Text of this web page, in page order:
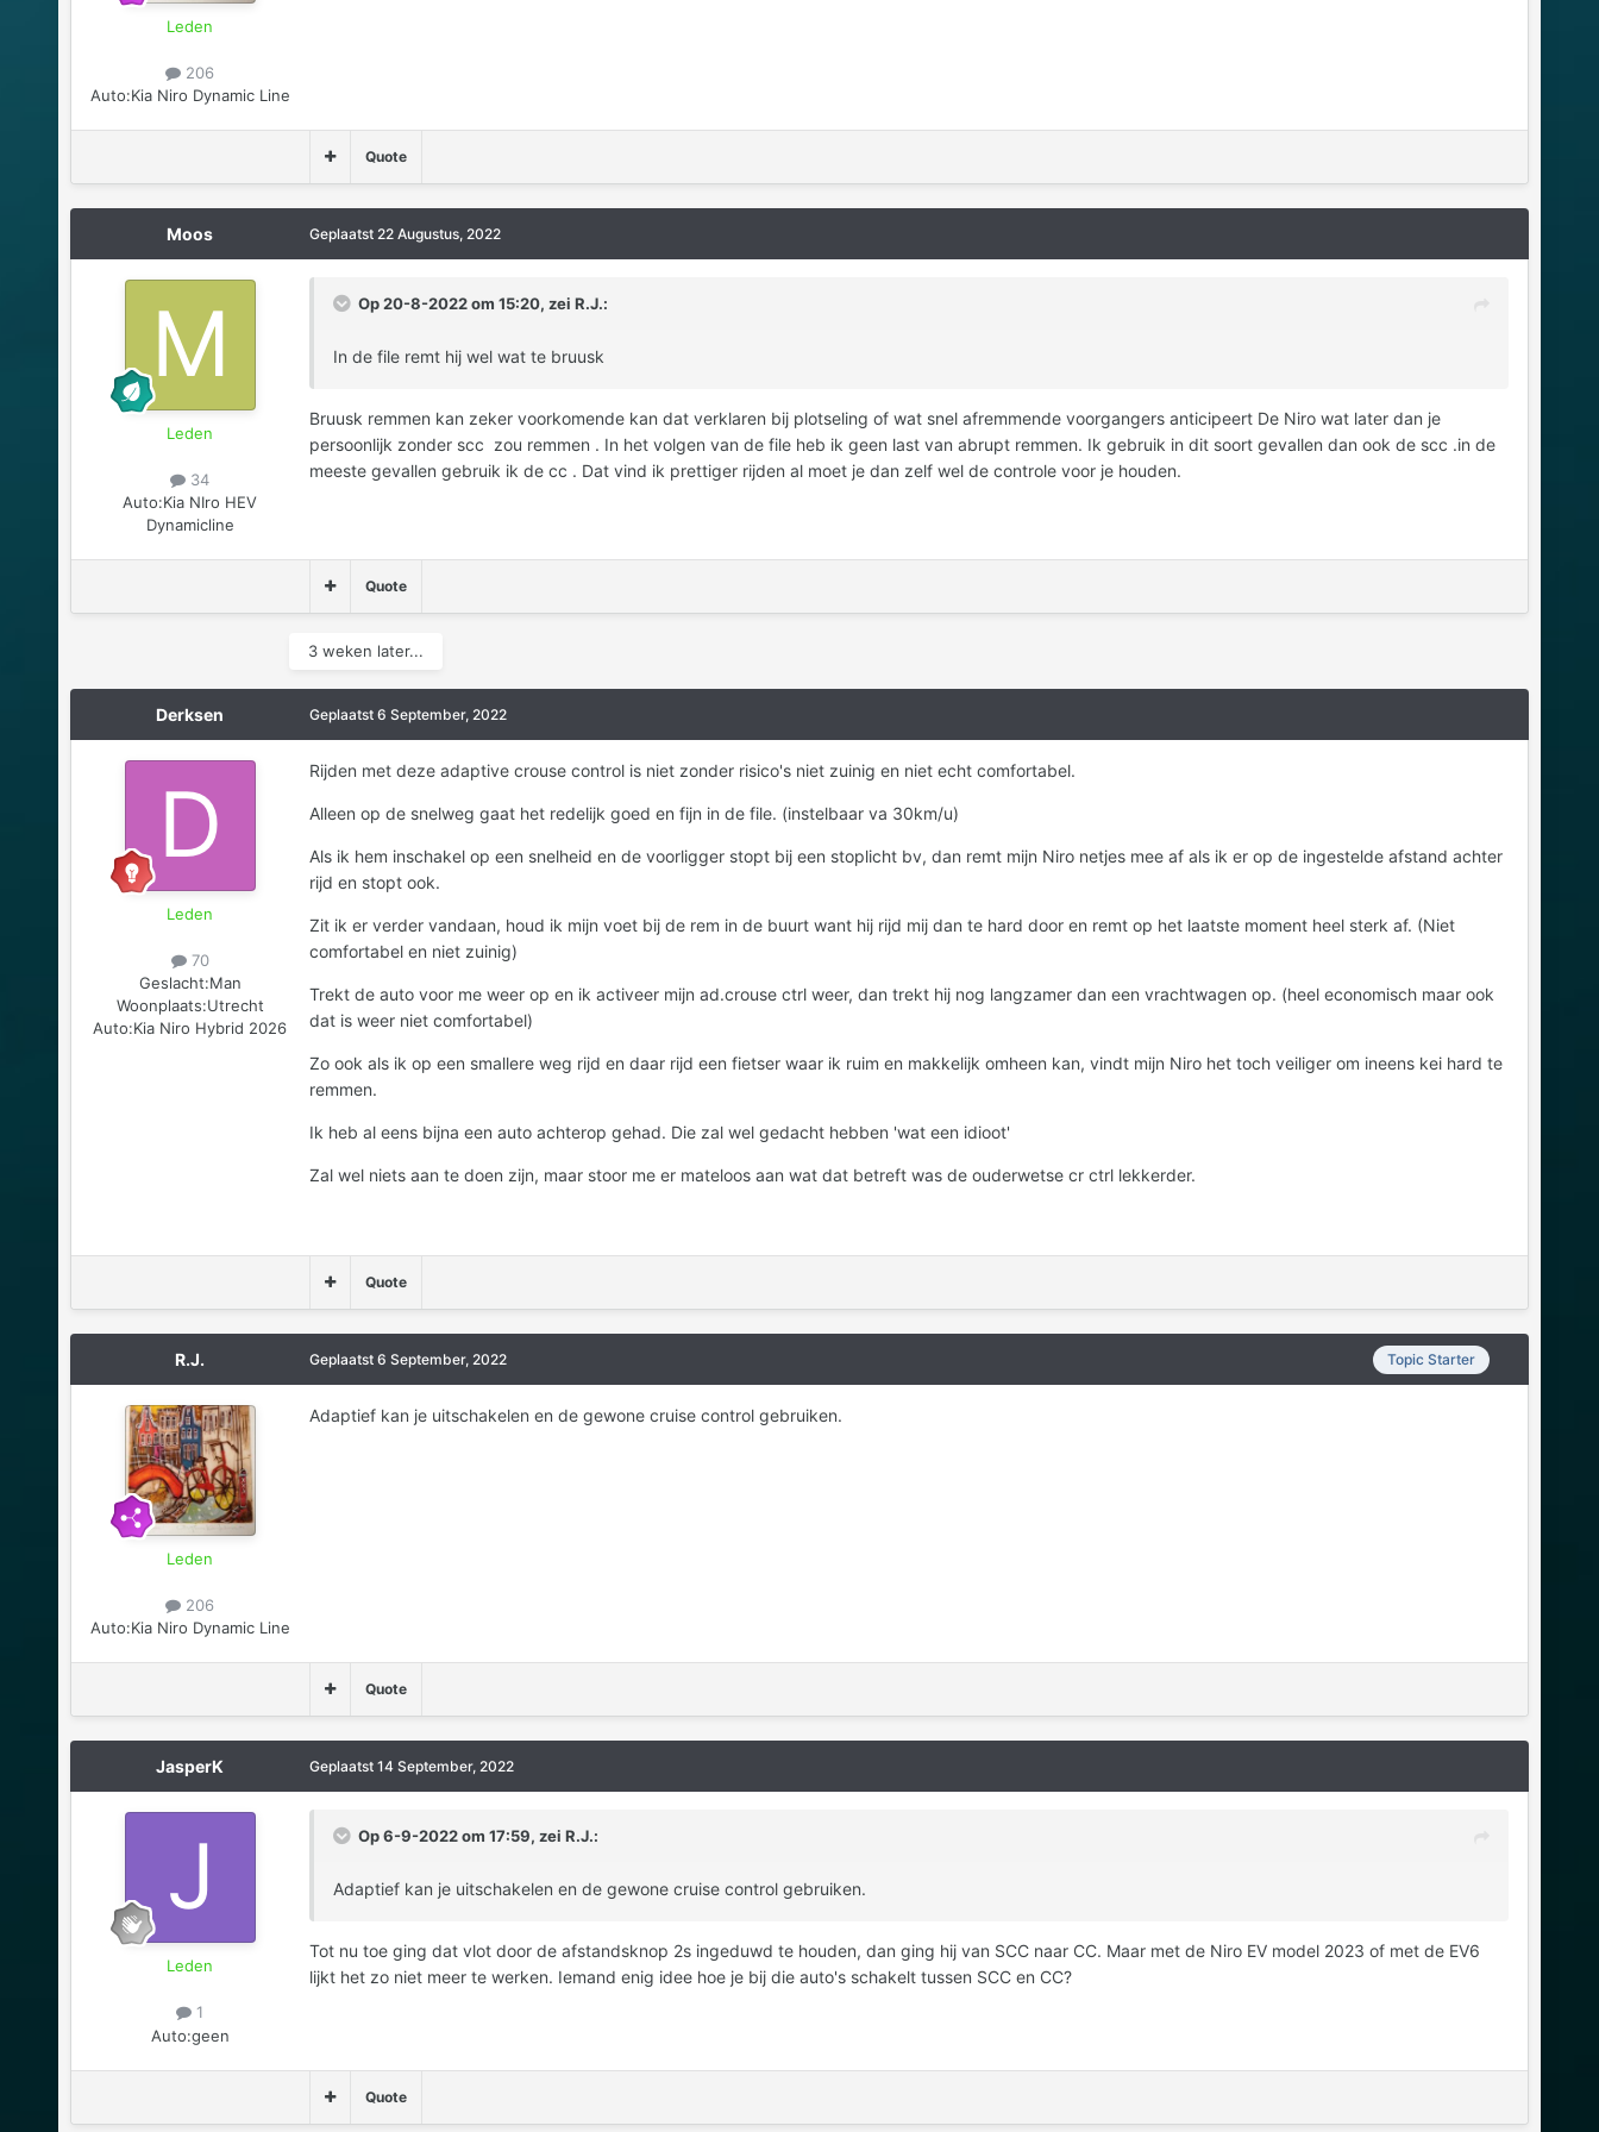
Leden
206
Auto:Kia Niro Dynamic Line
Quote
Moos
Leden
34
Auto:Kia NIro HEV
Dynamicline
Geplaatst 22 Augustus, 2022
Op 20-8-2022 om 15:20, zei R.J.:
In de file remt hij wel wat te bruusk
Bruusk remmen kan zeker voorkomende kan dat verklaren bij plotseling of wat snel afremmende voorgangers anticipeert De Niro wat later dan je
persoonlijk zonder scc zou remmen . In het volgen van de file heb ik geen last van abrupt remmen. Ik gebruik in dit soort gevallen dan ook de scc .in de
meeste gevallen gebruik ik de cc . Dat vind ik prettiger rijden al moet je dan zelf wel de controle voor je houden.
Quote
3 weken later...
Derksen
Leden
70
Geslacht:Man
Woonplaats:Utrecht
Auto:Kia Niro Hybrid 2026
Geplaatst 6 September, 2022
Rijden met deze adaptive crouse control is niet zonder risico's niet zuinig en niet echt comfortabel.
Alleen op de snelweg gaat het redelijk goed en fijn in de file. (instelbaar va 30km/u)
Als ik hem inschakel op een snelheid en de voorligger stopt bij een stoplicht bv, dan remt mijn Niro netjes mee af als ik er op de ingestelde afstand achter
rijd en stopt ook.
Zit ik er verder vandaan, houd ik mijn voet bij de rem in de buurt want hij rijd mij dan te hard door en remt op het laatste moment heel sterk af. (Niet
comfortabel en niet zuinig)
Trekt de auto voor me weer op en ik activeer mijn ad.crouse ctrl weer, dan trekt hij nog langzamer dan een vrachtwagen op. (heel economisch maar ook
dat is weer niet comfortabel)
Zo ook als ik op een smallere weg rijd en daar rijd een fietser waar ik ruim en makkelijk omheen kan, vindt mijn Niro het toch veiliger om ineens kei hard te
remmen.
Ik heb al eens bijna een auto achterop gehad. Die zal wel gedacht hebben 'wat een idioot'
Zal wel niets aan te doen zijn, maar stoor me er mateloos aan wat dat betreft was de ouderwetse cr ctrl lekkerder.
Quote
R.J.
Leden
206
Auto:Kia Niro Dynamic Line
Topic Starter
Geplaatst 6 September, 2022
Adaptief kan je uitschakelen en de gewone cruise control gebruiken.
Quote
JasperK
Leden
1
Auto:geen
Geplaatst 14 September, 2022
Op 6-9-2022 om 17:59, zei R.J.:
Adaptief kan je uitschakelen en de gewone cruise control gebruiken.
Tot nu toe ging dat vlot door de afstandsknop 2s ingeduwd te houden, dan ging hij van SCC naar CC. Maar met de Niro EV model 2023 of met de EV6
lijkt het zo niet meer te werken. Iemand enig idee hoe je bij die auto's schakelt tussen SCC en CC?
Quote